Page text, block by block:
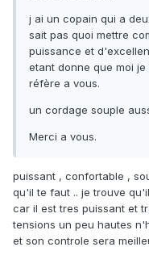
j ai un copain qui a
sait pas quoi mettre
puissance et
etant donne que moi
réfère a vous.
un cordage souple
Merci a vous.
puissant , confortable ,
qu'il te faut .. je trouve
car il est tres puissant et
tensions un peu hautes
et son controle sera